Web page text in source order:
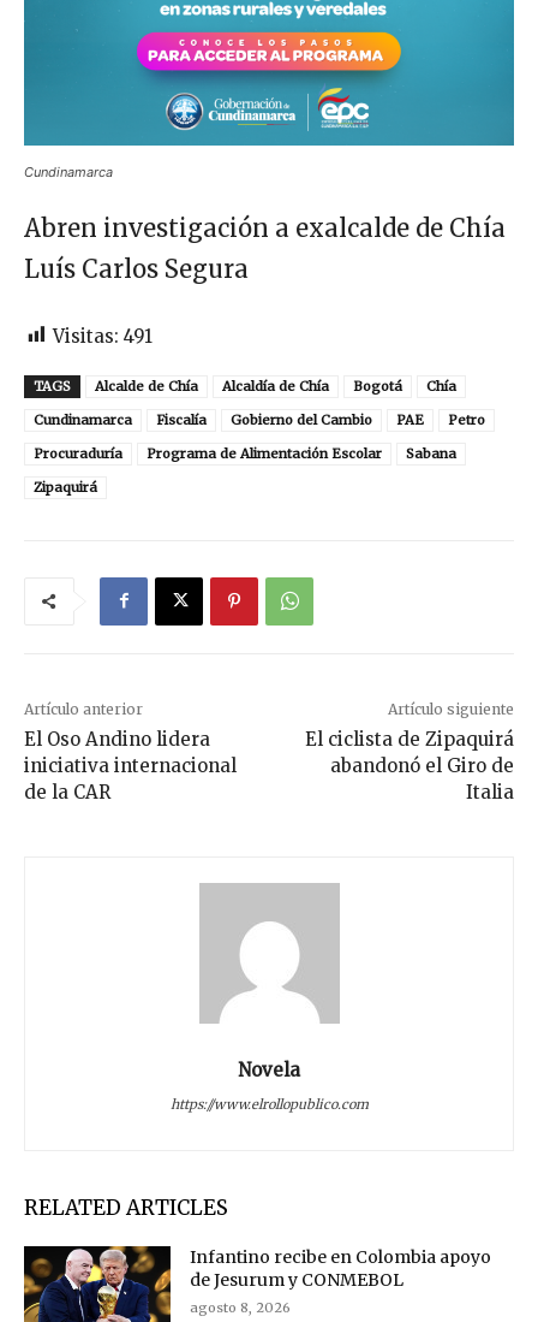
Cundinamarca
Abren investigación a exalcalde de Chía
Luís Carlos Segura
Visitas: 491
TAGS Alcalde de Chía Alcaldía de Chía Bogotá
Chía
Cundinamarca
Fiscalía Gobierno del Cambio PAE
Petro
Procuraduría
Programa de Alimentación Escolar
Sabana
Zipaquirá
Artículo anterior
El Oso Andino lidera
iniciativa internacional
de la CAR
Artículo siguiente
El ciclista de Zipaquirá
abandonó el Giro de
Italia
Novela
https://www.elrollopublico.com
RELATED ARTICLES
Infantino recibe en Colombia apoyo
de Jesurum y CONMEBOL
agosto 8, 2026